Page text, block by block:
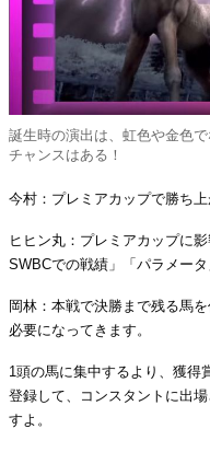
誕生時の演出は、虹色や金色
チャンスはある！
今村：プレミアカップで勝ち
ヒヒン丸：プレミアカップに
SWBCでの戦績」「パラメータ
岡林：本戦で決勝まで残る馬
必要になってきます。
1頭の馬に集中するより、獲得
登録して、コンスタントに出
すよ。